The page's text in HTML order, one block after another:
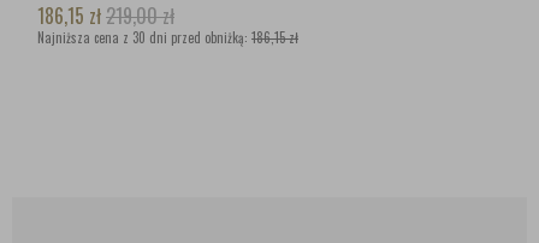
186,15 zł219,00zł
Najniższa cena z 30 dni przed obniżką: 186,15 zł